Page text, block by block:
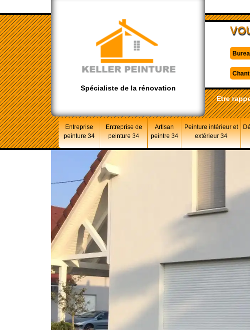
Spécialiste de la rénovation
Etre
Entreprise
peinture 34
Entreprise de
peinture 34
Artisan
peintre 34
Peinture intérieur et
extérieur 34